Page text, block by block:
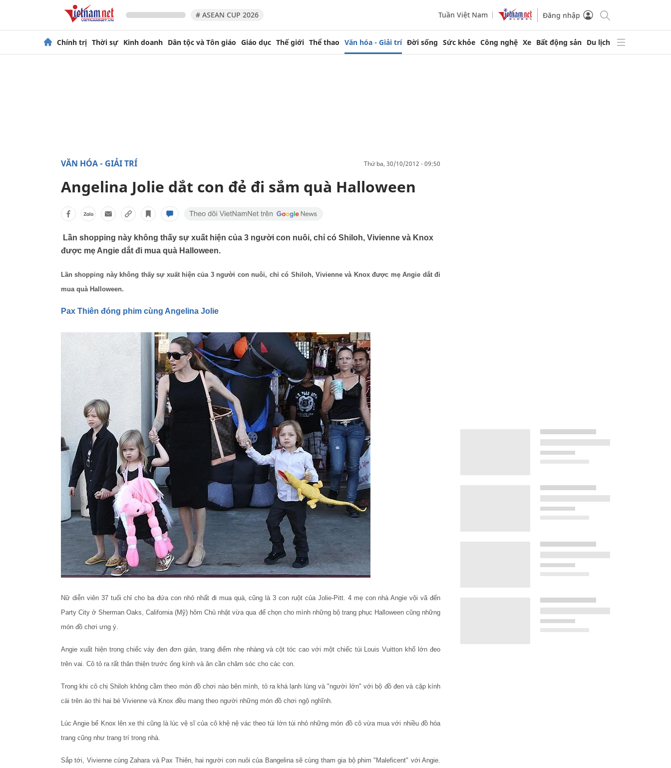
# ASEAN CUP 2026 Tuần Việt Nam Đăng nhập
Chính trị Thời sự Kinh doanh Dân tộc và Tôn giáo Giáo dục Thế giới Thể thao Văn hóa - Giải trí Đời sống Sức khỏe Công nghệ Xe Bất động sản Du lịch
VĂN HÓA - GIẢI TRÍ thứ ba, 30/10/2012 - 09:50
Angelina Jolie dắt con đẻ đi sắm quà Halloween
Lần shopping này không thấy sự xuất hiện của 3 người con nuôi, chỉ có Shiloh, Vivienne và Knox
được mẹ Angie dắt đi mua quà Halloween.
Lần shopping này không thấy sự xuất hiện của 3 người con nuôi, chỉ có Shiloh, Vivienne và Knox được mẹ Angie dắt đi
mua quà Halloween.
Pax Thiên đóng phim cùng Angelina Jolie
Nữ diễn viên 37 tuổi chỉ cho ba đứa con nhỏ nhất đi mua quà, cũng là 3 con ruột của Jolie-Pitt. 4 mẹ con nhà Angie vội vã đến
Party City ở Sherman Oaks, California (Mỹ) hôm Chủ nhật vừa qua để chọn cho mình những bộ trang phục Halloween cũng những
món đồ chơi ưng ý.
Angie xuất hiện trong chiếc váy đen đơn giản, trang điểm nhẹ nhàng và cột tóc cao với một chiếc túi Louis Vuitton khổ lớn đeo
trên vai. Cô tỏ ra rất thân thiện trước ống kính và ân cần chăm sóc cho các con.
Trong khi cô chị Shiloh không cầm theo món đồ chơi nào bên mình, tỏ ra khá lạnh lùng và "người lớn" với bộ đồ đen và cặp kính
cài trên áo thì hai bé Vivienne và Knox đều mang theo người những món đồ chơi ngộ nghĩnh.
Lúc Angie bế Knox lên xe thì cũng là lúc vệ sĩ của cô khệ nệ vác theo túi lớn túi nhỏ những món đồ cô vừa mua với nhiều đồ hóa
trang cũng như trang trí trong nhà.
Sắp tới, Vivienne cùng Zahara và Pax Thiên, hai người con nuôi của Bangelina sẽ cùng tham gia bộ phim "Maleficent" với Angie.